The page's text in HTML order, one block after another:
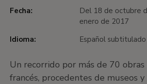
Fecha:
Del 18 de octubre
enero de 2017
Idioma:
Español
Un recorrido por más de 70
francés, procedentes de museos y